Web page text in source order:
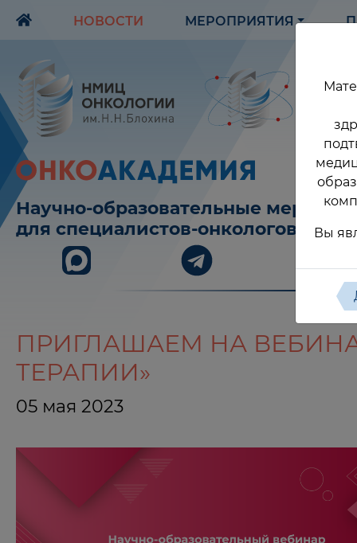
Вы
НОВОСТИ МЕРОПРИЯТИЯ
Научно-образовательные
для специалистов-онкологов
ПРИГЛАШАЕМ НА
ТЕРАПИИ»
05 мая 2023